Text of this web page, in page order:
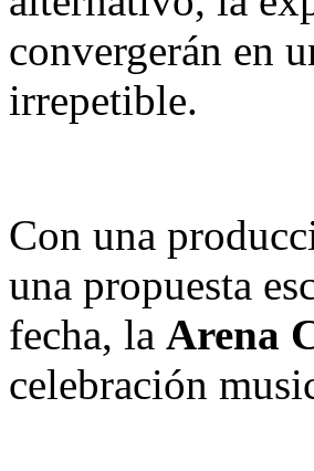
convergerán en
irrepetible.
Con una
una propuesta
fecha, la Arena
celebración